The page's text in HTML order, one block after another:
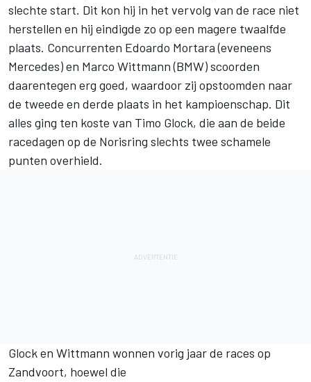
slechte start. Dit kon hij in het vervolg van de race niet
herstellen en hij eindigde zo op een magere twaalfde
plaats. Concurrenten Edoardo Mortara (eveneens
Mercedes) en Marco Wittmann(BMW) scoorden
daarentegen erg goed, waardoor zij opstoomden naar
de tweede en derde plaats in het kampioenschap. Dit
alles ging ten koste van Timo Glock, die aan de beide
racedagen op de Norisring slechts twee schamele
punten overhield.
Glock en Wittmann wonnen vorig jaar de races op
Zandvoort, hoewel die